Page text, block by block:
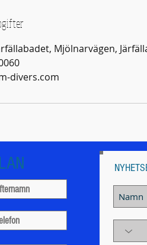
Mjölnarvägen,
divers.com